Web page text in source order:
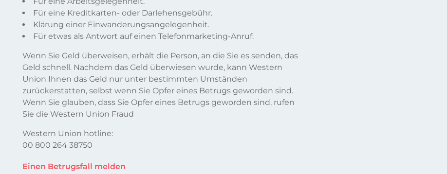
Für eine Kreditkarten- oder Darlehensgebühr.
Klärung einer Einwanderungsangelegenheit.
Für etwas als Antwort auf einen Telefonmarketing-Anruf.
Wenn Sie Geld überweisen, erhält die Person, an die Sie es senden, das
Geld schnell. Nachdem das Geld überwiesen wurde, kann Western
Union Ihnen das Geld nur unter bestimmten Umständen
zurückerstatten, selbst wenn Sie Opfer eines Betrugs geworden sind.
Wenn Sie glauben, dass Sie Opfer eines Betrugs geworden sind, rufen
Sie die Western Union Fraud
Western Union hotline:
00 800 264 38750
Einen Betrugsfall melden